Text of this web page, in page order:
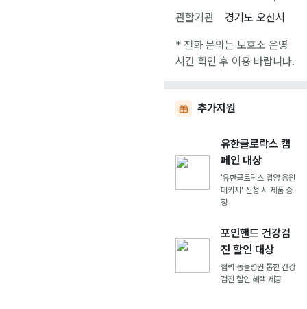
관할기관
경기도 오산시
* 전화 문의는 보호소 운영
시간 확인 후 이용 바랍니다.
추가지원
유한클로락스 캠
페인 대상
'유한클로락스 입양 응원
패키지' 신청 시 제품 증
정
포인핸드 건강검
진 할인 대상
협력 동물병원 통한 건강
검진 할인 혜택 제공